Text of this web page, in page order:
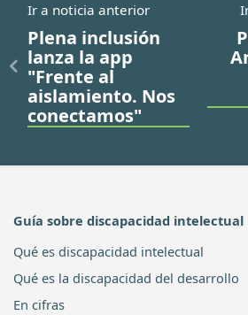
Ir a noticia anterior
Plena inclusión
lanza la app
"Frente al
aislamiento. Nos
conectamos"
Guía sobre discapacidad intelectual
Qué es discapacidad intelectual
Qué es la discapacidad del desarrollo
En cifras